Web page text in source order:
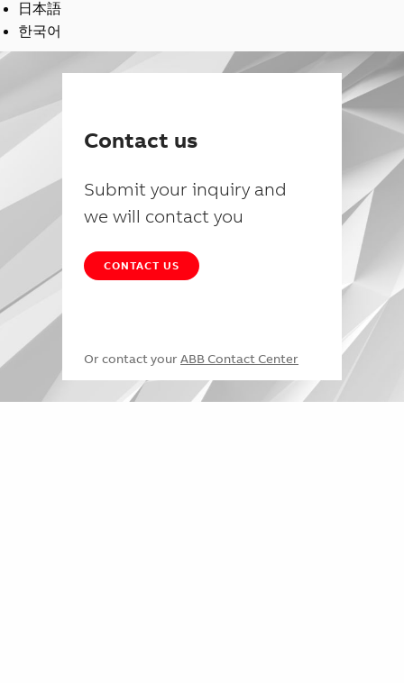
日本語
한국어
Contact us
Submit your inquiry and
we will contact you
CONTACT US
Or contact your ABB Contact Center